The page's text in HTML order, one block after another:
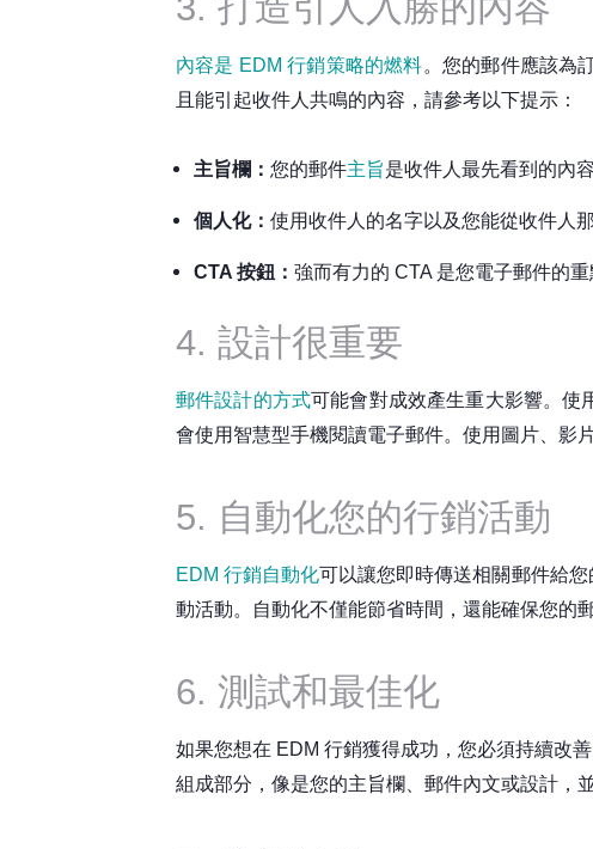
內容是 EDM 行銷策略的燃料。您的郵件應該為
且能引起收件人共鳴的內容，請參考以下提示：
主旨欄： 您的郵件主旨是收件人最先看到的內
個人化： 使用收件人的名字以及您能從收件人
CTA 按鈕： 強而有力的 CTA 是您電子郵件的
4. 設計很重要
郵件設計的方式可能會對成效產生重大影響。使
會使用智慧型手機閱讀電子郵件。使用圖片、影
5. 自動化您的行銷活動
EDM 行銷自動化可以讓您即時傳送相關郵件給
動活動。自動化不僅能節省時間，還能確保您的
6. 測試和最佳化
如果您想在 EDM 行銷獲得成功，您必須持續改善
組成部分，像是您的主旨欄、郵件內文或設計，